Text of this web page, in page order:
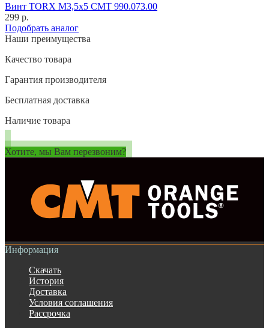
Винт TORX M3,5x5 CMT 990.073.00
299 р.
Подобрать аналог
Наши преимущества
Качество товара
Гарантия производителя
Бесплатная доставка
Наличие товара
Хотите, мы Вам перезвоним?
Информация
Скачать
История
Доставка
Условия соглашения
Рассрочка